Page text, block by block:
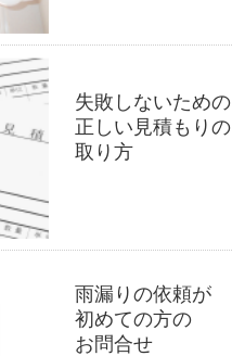
失敗しないための
正しい見積もりの
取り方
雨漏りの依頼が
初めての方の
お問合せ